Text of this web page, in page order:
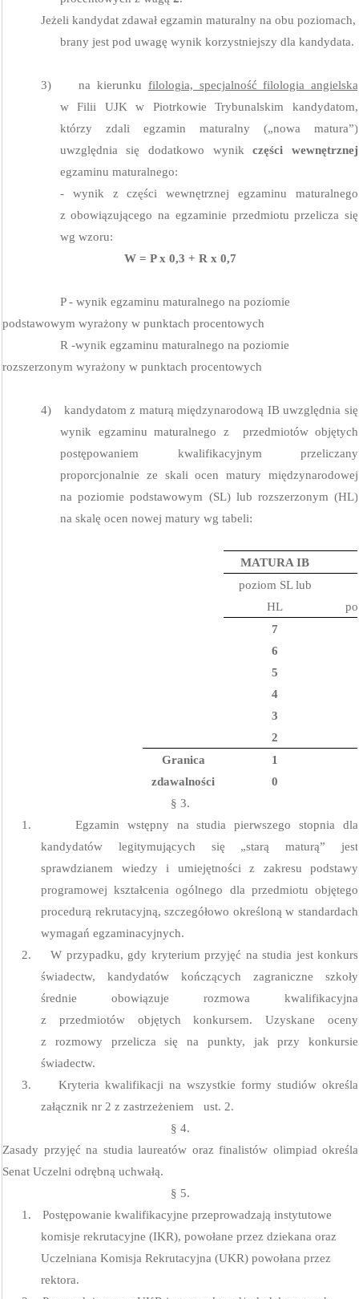
Jeżeli kandydat zdawał egzamin maturalny na obu poziomach,
brany jest pod uwagę wynik korzystniejszy dla kandydata.
3) na kierunku filologia, specjalność filologia angielska
w Filii UJK w Piotrkowie Trybunalskim kandydatom,
którzy zdali egzamin maturalny („nowa matura”)
uwzględnia się dodatkowo wynikczęści wewnętrznej
egzaminu maturalnego:
- wynik z części wewnętrznej egzaminu maturalnego
z obowiązującego na egzaminie przedmiotu przelicza się
wg wzoru:
W = P x 0,3 + R x 0,7
P - wynik egzaminu maturalnego na poziomie
podstawowym wyrażony w punktach procentowych
R -wynik egzaminu maturalnego na poziomie
rozszerzonym wyrażony w punktach procentowych
4)
kandydatom z maturą międzynarodową IB uwzględnia się
wynik egzaminu maturalnego z
przedmiotów objętych
postępowaniem kwalifikacyjnym przeliczany
proporcjonalnie ze skali ocen matury międzynarodowej
na poziomie podstawowym (SL) lub rozszerzonym (HL)
na skalę ocen nowej matury wg tabeli:
MATURA IB
poziom SL lub
HL
7
6
5
4
3
2
Granica
1
zdawalności
0
§ 3.
1.
Egzamin wstępny na studia pierwszego stopnia dla
kandydatów legitymujących się „starą maturą” jest
sprawdzianem wiedzy i umiejętności z zakresu podstawy
programowej kształcenia ogólnego dla przedmiotu objętego
procedurą rekrutacyjną, szczegółowo określoną w standardach
wymagań egzaminacyjnych.
2.
W przypadku, gdy kryterium przyjęć na studia jest konkurs
świadectw, kandydatów kończących zagraniczne szkoły
średnie obowiązuje rozmowa kwalifikacyjna
z przedmiotów objętych konkursem. Uzyskane oceny
z rozmowy przelicza się na punkty, jak przy konkursie
świadectw.
3.
Kryteria kwalifikacji na wszystkie formy studiów określa
załącznik nr 2 z zastrzeżeniem
ust. 2.
§ 4.
Zasady przyjęć na studia laureatów oraz finalistów olimpiad określa
Senat Uczelni odrębną uchwałą.
§ 5.
1.
Postępowanie kwalifikacyjne przeprowadzają instytutowe
komisje rekrutacyjne (IKR), powołane przez dziekana oraz
Uczelniana Komisja Rekrutacyjna (UKR) powołana przez
rektora.